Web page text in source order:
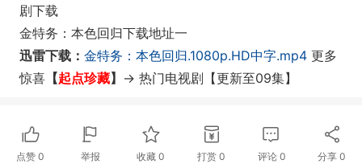
剧下载
金特务：本色回归下载地址一
迅雷下载： 金特务：本色回归.1080p.HD中字.mp4 更多
惊喜 【起点珍藏】 -> 热门电视剧 【更新至09集】
点赞 0 举报 收藏0 打赏 0 评论 0 分享0